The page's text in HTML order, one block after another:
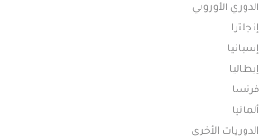
الدوري الأوروبي
إنجلترا
إسبانيا
إيطاليا
فرنسا
ألمانيا
الدوريات الأخرى